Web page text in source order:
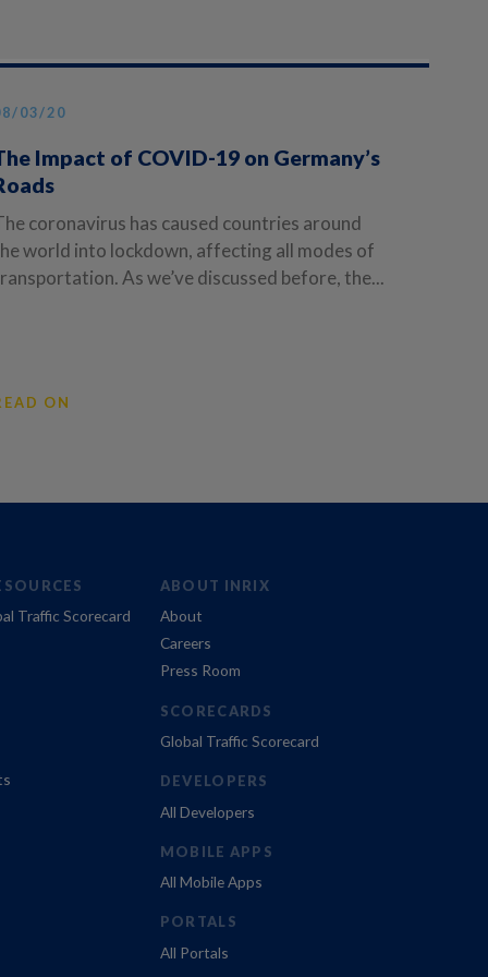
03/20
Impact of COVID-19 on Germany’s
coronavirus has caused countries around
world into lockdown, affecting all modes of
As we’ve discussed before, the...
ON
Traffic Scorecard
ABOUT INRIX
About
Careers
Press Room
SCORECARDS
Global Traffic Scorecard
DEVELOPERS
All Developers
MOBILE APPS
All Mobile Apps
PORTALS
All Portals